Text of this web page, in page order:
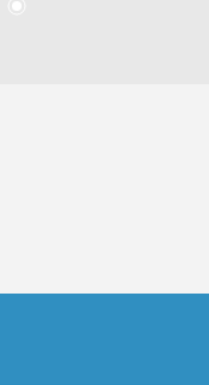
perfeito
praças e